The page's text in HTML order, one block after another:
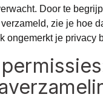
Door te
zie je hoe
ongemerkt je privacy